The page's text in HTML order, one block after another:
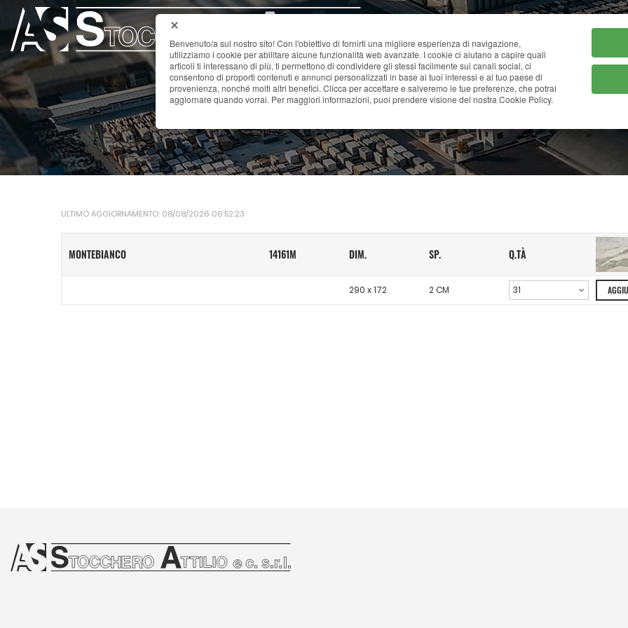
HOME
MAGAZZINO ONLINE
ULTIMO AGGIORNAMENTO: 08/08/2026 06:52:23
MONTEBIANCO 14161M DIM. SP. Q.TÀ
290 x 172 2 CM
Benvenuto/a sul nostro sito! Con l'obiettivo di fornirti una migliore esperienza di navigazione,
utilizziamo i cookie per abilitare alcune funzionalità web avanzate. I cookie ci aiutano a capire quali
articoli ti interessano di più, ti permettono di condividere gli stessi facilmente sui canali social, ci
consentono di proporti contenuti e annunci personalizzati in base ai tuoi interessi e al tuo paese di
provenienza, nonché molti altri benefici. Clicca per accettare e salveremo le tue preferenze, che potrai
aggiornare quando vorrai. Per maggiori informazioni, puoi prendere visione del nostra Cookie Policy.